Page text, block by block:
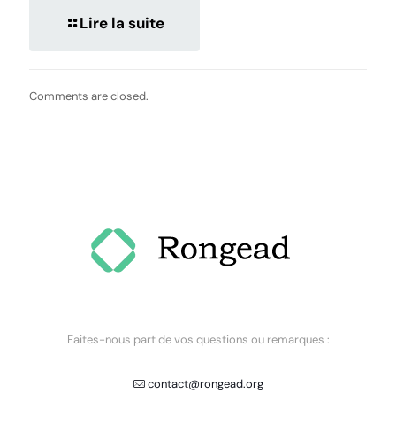
Lire la suite
Comments are closed.
Faites-nous part de vos questions ou remarques :
contact@rongead.org